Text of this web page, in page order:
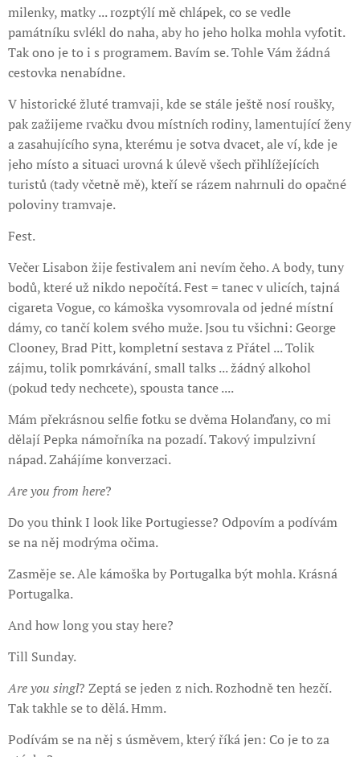
milenky, matky ... rozptýlí mě chlápek, co se vedle
památníku svlékl do naha, aby ho jeho holka mohla vyfotit.
Tak ono je to i s programem. Bavím se. Tohle Vám žádná
cestovka nenabídne.
V historické žluté tramvaji, kde se stále ještě nosí roušky,
pak zažijeme rvačku dvou místních rodiny, lamentující ženy
a zasahujícího syna, kterému je sotva dvacet, ale ví, kde je
jeho místo a situaci urovná k úlevě všech přihlížejících
turistů (tady včetně mě), kteří se rázem nahrnuli do opačné
poloviny tramvaje.
Fest.
Večer Lisabon žije festivalem ani nevím čeho. A body, tuny
bodů, které už nikdo nepočítá. Fest = tanec v ulicích, tajná
cigareta Vogue, co kámoška vysomrovala od jedné místní
dámy, co tančí kolem svého muže. Jsou tu všichni: George
Clooney, Brad Pitt, kompletní sestava z Přátel ... Tolik
zájmu, tolik pomrkávání, small talks ... žádný alkohol
(pokud tedy nechcete), spousta tance ....
Mám překrásnou selfie fotku se dvěma Holanďany, co mi
dělají Pepka námořníka na pozadí. Takový impulzivní
nápad. Zahájíme konverzaci.
Are you from here?
Do you think I look like Portugiesse? Odpovím a podívám
se na něj modrýma očima.
Zasměje se. Ale kámoška by Portugalka být mohla. Krásná
Portugalka.
And how long you stay here?
Till Sunday.
Are you singl? Zeptá se jeden z nich. Rozhodně ten hezčí.
Tak takhle se to dělá. Hmm.
Podívám se na něj s úsměvem, který říká jen: Co je to za